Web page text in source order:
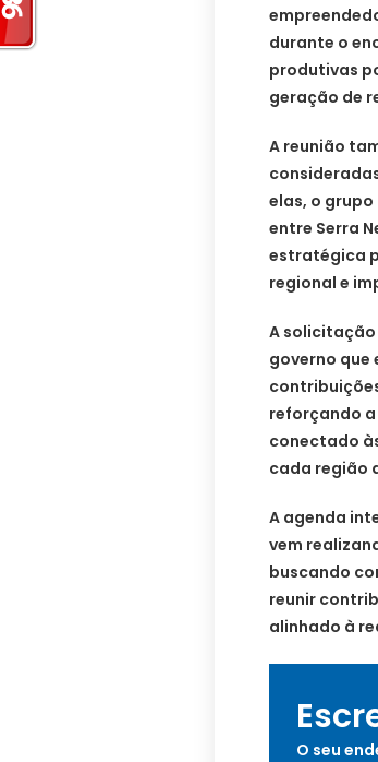
durante o
produtivas
geração de
A reunião
elas, o
entre Serra
estratégica
regional e
A
governo que
reforçando
conectado
cada região
A agenda
vem
buscando
reunir
alinhado à
O seu